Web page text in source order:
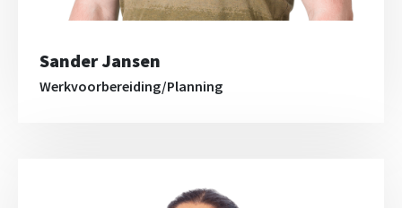
Sander Jansen
Werkvoorbereiding/Planning